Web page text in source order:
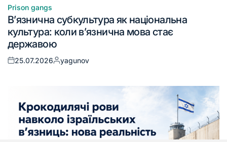
Prison gangs
В’язнична субкультура як національна
культура: коли в’язнична мова стає
державою
25.07.2026 yagunov